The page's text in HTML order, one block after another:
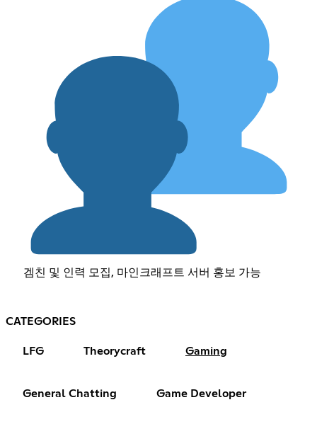
겜친 및 인력 모집, 마인크래프트 서버 홍보 가능
CATEGORIES
LFG Theorycraft Gaming
General Chatting Game Developer